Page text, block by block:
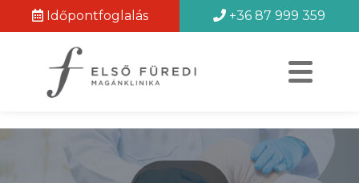
Időpontfoglalás +36 87 999 359